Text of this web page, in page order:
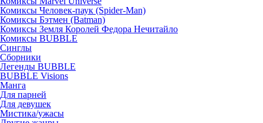
Комиксы Человек-паук (Spider-Man)
Комиксы Бэтмен (Batman)
Комиксы Земля Королей Федора Нечитайло
Комиксы BUBBLE
Синглы
Сборники
Легенды BUBBLE
BUBBLE Visions
Манга
Для парней
Для девушек
Мистика/ужасы